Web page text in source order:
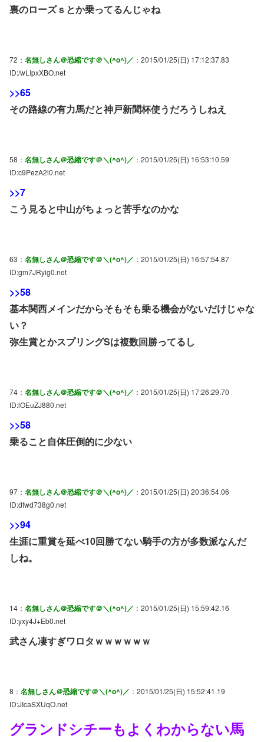
裏のローズｓとか乗ってるんじゃね
72： 名無しさん＠恐縮です＠＼(^o^)／ ：2015/01/25(日) 17:12:37.83
ID:/wLIpxXBO.net
>>65
その路線の有力馬だと神戸新聞杯使うだろうしねえ
58： 名無しさん＠恐縮です＠＼(^o^)／ ：2015/01/25(日) 16:53:10.59
ID:c9PezA2i0.net
>>7
こう見ると中山がちょっと苦手なのかな
63： 名無しさん＠恐縮です＠＼(^o^)／ ：2015/01/25(日) 16:57:54.87
ID:gm7JRyig0.net
>>58
基本関西メインだからそもそも乗る機会がないだけじゃな
い？
弥生賞とかスプリングSは複数回勝ってるし
74： 名無しさん＠恐縮です＠＼(^o^)／ ：2015/01/25(日) 17:26:29.70
ID:lOEuZJ880.net
>>58
乗ること自体圧倒的に少ない
97： 名無しさん＠恐縮です＠＼(^o^)／ ：2015/01/25(日) 20:36:54.06
ID:dfwd738g0.net
>>94
生涯に重賞を延べ10回勝てない騎手の方が多数派なんだ
しね。
14： 名無しさん＠恐縮です＠＼(^o^)／ ：2015/01/25(日) 15:59:42.16
ID:yxy4J+Eb0.net
武さん凄すぎワロタｗｗｗｗｗｗ
8： 名無しさん＠恐縮です＠＼(^o^)／ ：2015/01/25(日) 15:52:41.19
ID:JIcaSXUqO.net
グランドシチーもよくわからない馬